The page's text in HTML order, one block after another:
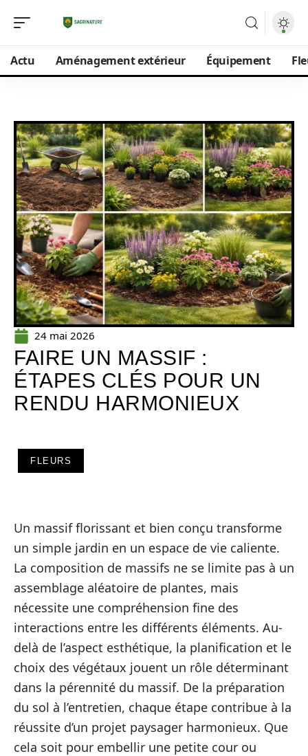
Actu Aménagement extérieur Équipement
24 mai 2026
FAIRE UN MASSIF :
ÉTAPES CLÉS POUR UN
RENDU HARMONIEUX
FLEURS
Un massif florissant et bien conçu transforme
un simple jardin en un espace de vie caliente.
La composition de massifs ne se limite pas à un
assemblage aléatoire de plantes, mais
nécessite une compréhension fine des
interactions entre les différents éléments. Au-
delà de l’aspect esthétique, la planification et le
choix des végétaux jouent un rôle déterminant
dans la pérennité du massif. De la préparation
du sol à l’entretien, chaque étape contribue à la
réussite d’un projet paysager harmonieux. Que
cela soit pour embellir une petite cour ou